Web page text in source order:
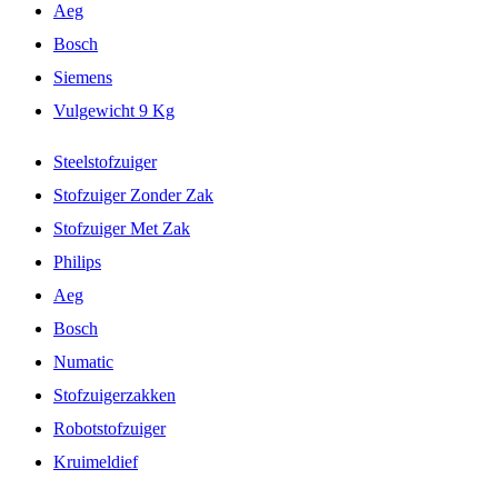
Aeg
Bosch
Siemens
Vulgewicht 9 Kg
Steelstofzuiger
Stofzuiger Zonder Zak
Stofzuiger Met Zak
Philips
Aeg
Bosch
Numatic
Stofzuigerzakken
Robotstofzuiger
Kruimeldief